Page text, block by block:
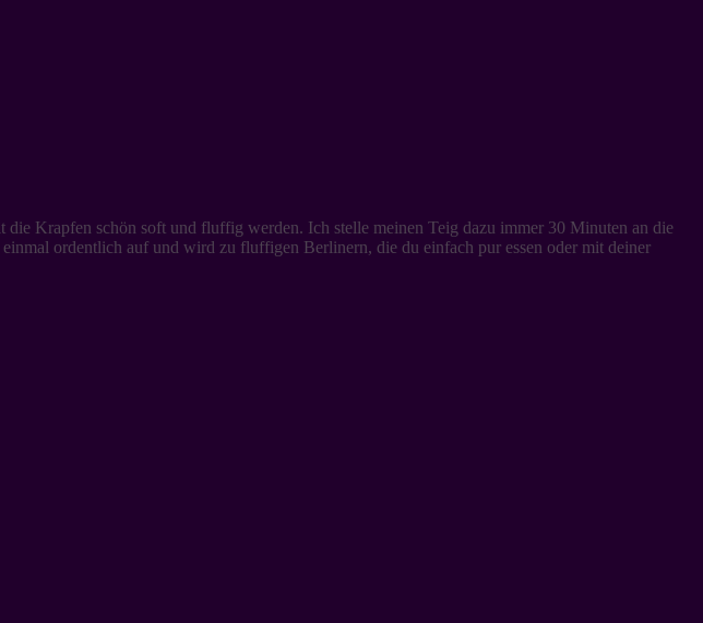
Krapfen schön soft und fluffig werden. Ich stelle meinen Teig dazu immer 30 Minuten an die
ordentlich auf und wird zu fluffigen Berlinern, die du einfach pur essen oder mit deiner